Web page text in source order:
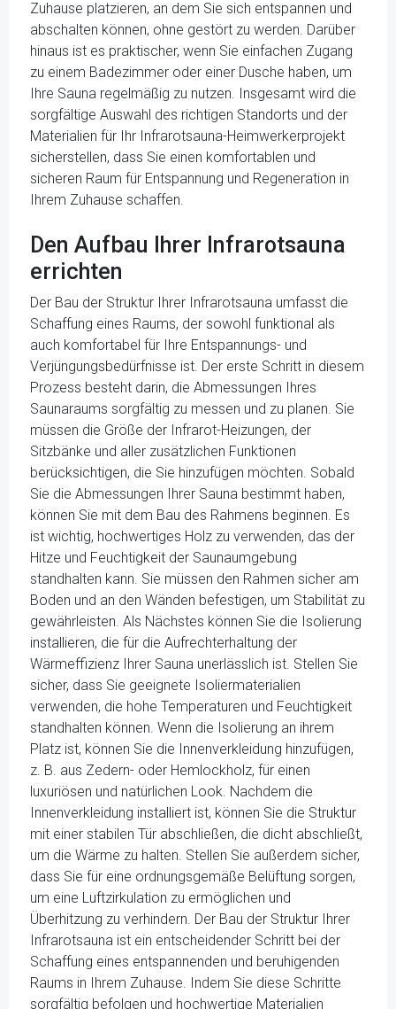
Zuhause platzieren, an dem Sie sich entspannen und
abschalten können, ohne gestört zu werden. Darüber
hinaus ist es praktischer, wenn Sie einfachen Zugang
zu einem Badezimmer oder einer Dusche haben, um
Ihre Sauna regelmäßig zu nutzen. Insgesamt wird die
sorgfältige Auswahl des richtigen Standorts und der
Materialien für Ihr Infrarotsauna-Heimwerkerprojekt
sicherstellen, dass Sie einen komfortablen und
sicheren Raum für Entspannung und Regeneration in
Ihrem Zuhause schaffen.
Den Aufbau Ihrer Infrarotsauna
errichten
Der Bau der Struktur Ihrer Infrarotsauna umfasst die
Schaffung eines Raums, der sowohl funktional als
auch komfortabel für Ihre Entspannungs- und
Verjüngungsbedürfnisse ist. Der erste Schritt in diesem
Prozess besteht darin, die Abmessungen Ihres
Saunaraums sorgfältig zu messen und zu planen. Sie
müssen die Größe der Infrarot-Heizungen, der
Sitzbänke und aller zusätzlichen Funktionen
berücksichtigen, die Sie hinzufügen möchten. Sobald
Sie die Abmessungen Ihrer Sauna bestimmt haben,
können Sie mit dem Bau des Rahmens beginnen. Es
ist wichtig, hochwertiges Holz zu verwenden, das der
Hitze und Feuchtigkeit der Saunaumgebung
standhalten kann. Sie müssen den Rahmen sicher am
Boden und an den Wänden befestigen, um Stabilität zu
gewährleisten. Als Nächstes können Sie die Isolierung
installieren, die für die Aufrechterhaltung der
Wärmeffizienz Ihrer Sauna unerlässlich ist. Stellen Sie
sicher, dass Sie geeignete Isoliermaterialien
verwenden, die hohe Temperaturen und Feuchtigkeit
standhalten können. Wenn die Isolierung an ihrem
Platz ist, können Sie die Innenverkleidung hinzufügen,
z. B. aus Zedern- oder Hemlockholz, für einen
luxuriösen und natürlichen Look. Nachdem die
Innenverkleidung installiert ist, können Sie die Struktur
mit einer stabilen Tür abschließen, die dicht abschließt,
um die Wärme zu halten. Stellen Sie außerdem sicher,
dass Sie für eine ordnungsgemäße Belüftung sorgen,
um eine Luftzirkulation zu ermöglichen und
Überhitzung zu verhindern. Der Bau der Struktur Ihrer
Infrarotsauna ist ein entscheidender Schritt bei der
Schaffung eines entspannenden und beruhigenden
Raums in Ihrem Zuhause. Indem Sie diese Schritte
sorgfältig befolgen und hochwertige Materialien